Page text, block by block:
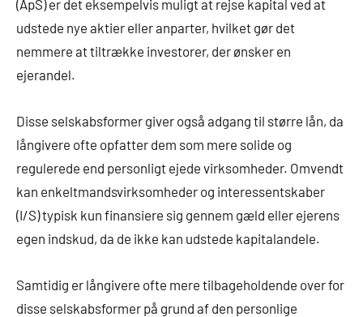
(ApS) er det eksempelvis muligt at rejse kapital ved at
udstede nye aktier eller anparter, hvilket gør det
nemmere at tiltrække investorer, der ønsker en
ejerandel.
Disse selskabsformer giver også adgang til større lån, da
långivere ofte opfatter dem som mere solide og
regulerede end personligt ejede virksomheder. Omvendt
kan enkeltmandsvirksomheder og interessentskaber
(I/S) typisk kun finansiere sig gennem gæld eller ejerens
egen indskud, da de ikke kan udstede kapitalandele.
Samtidig er långivere ofte mere tilbageholdende over for
disse selskabsformer på grund af den personlige